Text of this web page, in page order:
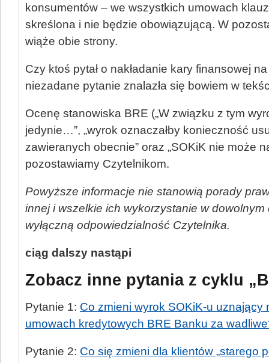
konsumentów – we wszystkich umowach
skreślona i nie będzie obowiązującą. W
wiąże obie strony.
Czy ktoś pytał o nakładanie kary finansowej
niezadane pytanie znalazła się bowiem w
Ocenę stanowiska BRE („W związku z tym
jedynie…”, „wyrok oznaczałby konieczność
zawieranych obecnie” oraz „SOKiK nie może
pozostawiamy Czytelnikom.
Powyższe informacje nie stanowią porady
innej i wszelkie ich wykorzystanie w
wyłączną odpowiedzialność Czytelnika.
ciąg dalszy nastąpi
Zobacz inne pytania z cyklu
Pytanie 1: Co zmieni wyrok SOKiK-u uznający
umowach kredytowych BRE Banku za
Pytanie 2: Co się zmieni dla klientów „starego